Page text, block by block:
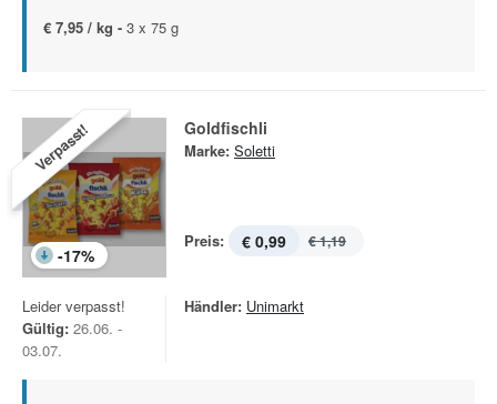
€ 7,95 / kg - 3 x 75 g
Verpasst!
-17%
Goldfischli
Marke: Soletti
Preis: € 0,99 € 1,19
Leider verpasst!
Gültig: 26.06. -
03.07.
Händler: Unimarkt